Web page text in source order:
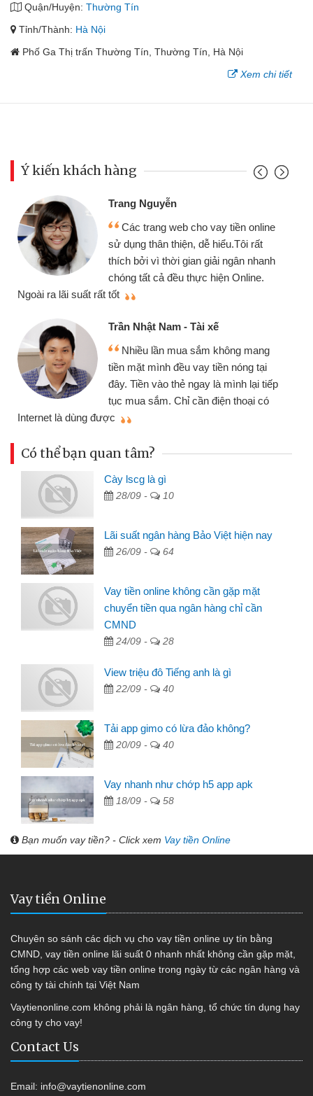
Quận/Huyện: Thường Tín
Tỉnh/Thành: Hà Nội
Phố Ga Thị trấn Thường Tín, Thường Tín, Hà Nội
Xem chi tiết
Ý kiến khách hàng
Trang Nguyễn
Các trang web cho vay tiền online
sử dụng thân thiện, dễ hiểu.Tôi rất
thích bởi vì thời gian giải ngân nhanh
chóng tất cả đều thực hiện Online.
Ngoài ra lãi suất rất tốt
Trần Nhật Nam - Tài xế
Nhiều lần mua sắm không mang
tiền mặt mình đều vay tiền nóng tại
đây. Tiền vào thẻ ngay là mình lại tiếp
tục mua sắm. Chỉ cần điện thoại có
Internet là dùng được
Có thể bạn quan tâm?
Cày lscg là gì
28/09 - 10
Lãi suất ngân hàng Bảo Việt hiện nay
26/09 - 64
Vay tiền online không cần gặp mặt
chuyển tiền qua ngân hàng chỉ cần
CMND
24/09 - 28
View triệu đô Tiếng anh là gì
22/09 - 40
Tải app gimo có lừa đảo không?
20/09 - 40
Vay nhanh như chớp h5 app apk
18/09 - 58
Bạn muốn vay tiền? - Click xem Vay tiền Online
Vay tiền Online
Chuyên so sánh các dịch vụ cho vay tiền online uy tín bằng
CMND, vay tiền online lãi suất 0 nhanh nhất không cần gặp mặt,
tổng hợp các web vay tiền online trong ngày từ các ngân hàng và
công ty tài chính tại Việt Nam
Vaytienonline.com không phải là ngân hàng, tổ chức tín dụng hay
công ty cho vay!
Contact Us
Email: info@vaytienonline.com